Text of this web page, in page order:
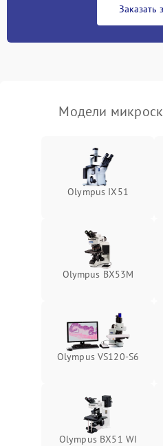
Заказать
Модели
Olympus IX51
Olympus BX53M
Olympus VS120-S6
Olympus BX51 WI